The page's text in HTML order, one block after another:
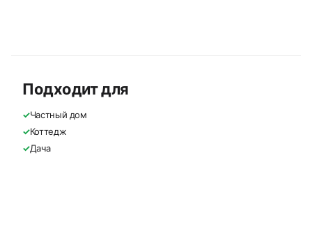
Подходит для
✓Частный дом
✓Коттедж
✓Дача